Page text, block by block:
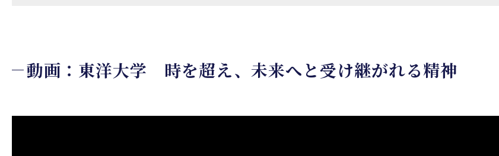
動画：東洋大学 時を超え、未来へと受け継がれる精神